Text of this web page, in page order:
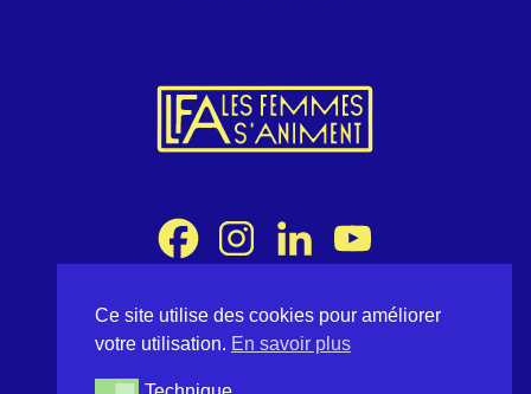
Association Les Femmes s'Animent
8 rue Desargues 75011 Paris - France
contact@lesfemmessaniment.fr
Ce site utilise des cookies pour améliorer
votre utilisation. En savoir plus